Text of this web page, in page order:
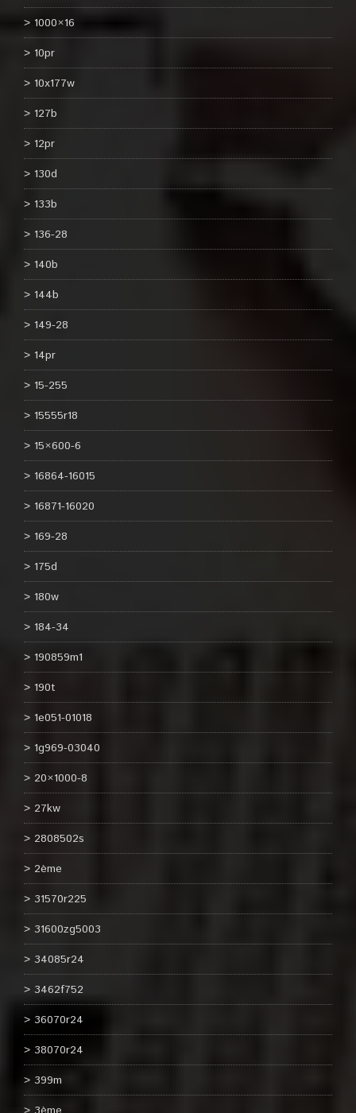
1000×16
10pr
10x177w
127b
12pr
130d
133b
136-28
140b
144b
149-28
14pr
15-255
15555r18
15×600-6
16864-16015
16871-16020
169-28
175d
180w
184-34
190859m1
190t
1e051-01018
1g969-03040
20×1000-8
27kw
2808502s
2ème
31570r225
31600zg5003
34085r24
3462f752
36070r24
38070r24
399m